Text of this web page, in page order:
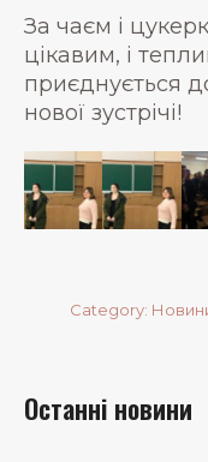
За чаєм і
цікавим, і
приєднується
нової зустрічі!
Category:
Останні новини